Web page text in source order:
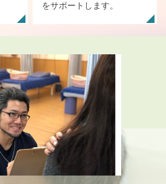
をサポートします。